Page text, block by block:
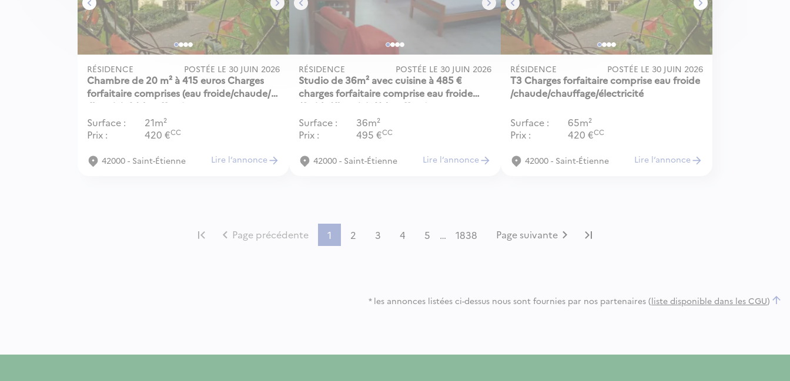
Chambre de 20 m² à 415 euros Charges
forfaitaire comprises (eau froide/chaude/
électricité /chauffage)
RÉSIDENCE POSTÉE LE 30 JUIN 2026
Surface
21m²
Prix
420 €CC
42000 - Saint-Étienne Lire l‘annonce
Studio de 36m² avec cuisine à 485 €
charges forfaitaire comprise eau froide
/froide/électricité/chauffage)
RÉSIDENCE POSTÉE LE 30 JUIN 2026
Surface
36m²
Prix
495 €CC
42000 - Saint-Étienne Lire l‘annonce
T3 Charges forfaitaire comprise eau froide
/chaude/chauffage/électricité
RÉSIDENCE POSTÉE LE 30 JUIN 2026
Surface
65m²
Prix
420 €CC
42000 - Saint-Étienne Lire l‘annonce
Page précédente 1 2 3 4 5 … 1838 Page suivante
* les annonces listées ci-dessus nous sont fournies par nos partenaires (liste disponible dans les CGU)